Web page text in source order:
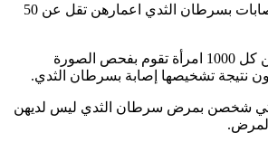
– 25% من النساء المصابات بسرطان الثدي اعمارهن تقل عن 50
– حوالي 2 إلى 4 من بين كل 1000 امرأة تقوم بفحص الصورة
نتيجة تشخيصها إصابة بسرطان الثدي.
اللواتي شخصن بمرض سرطان الثدي ليس لديهن